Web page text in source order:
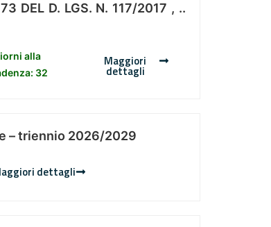
DEL D. LGS. N. 117/2017 , ..
alla
32
Maggiori
dettagli
– triennio 2026/2029
dettagli